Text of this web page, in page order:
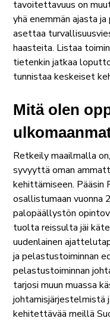
tavoitettavuus on
yhä enemmän ajasta
asettaa
haasteita. Listaa
tietenkin jatkaa
tunnistaa keskeiset
Mitä olen
Retkeily maailmalla
syvyyttä oman
kehittämiseen.
osallistumaan vuonna
palopäällystön
tuolta reissulta jäi
uudenlainen
ja pelastustoiminnan
pelastustoiminnan
tarjosi muun muassa
johtamisjärjestelmistä
kehitettävää meillä